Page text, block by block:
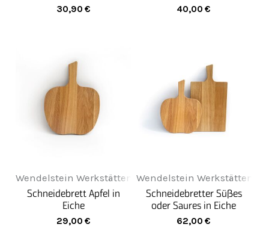
30,90 € 40,00 €
Wendelstein Werkstätten
Schneidebrett Apfel in
Eiche
29,00 €
Wendelstein Werkstätten
Schneidebretter Süßes
oder Saures in Eiche
62,00 €